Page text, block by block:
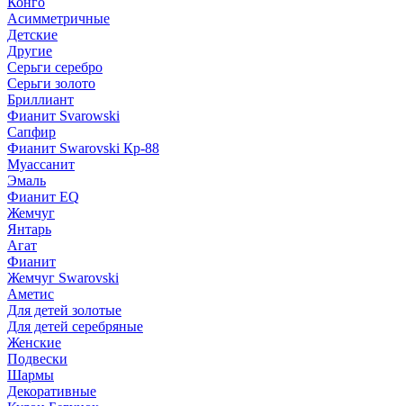
Асимметричные
Детские
Другие
Серьги серебро
Серьги золото
Бриллиант
Фианит Svarowski
Сапфир
Фианит Swarovski Кр-88
Муассанит
Эмаль
Фианит EQ
Жемчуг
Янтарь
Агат
Фианит
Жемчуг Swarovski
Аметис
Для детей золотые
Для детей серебряные
Женские
Подвески
Шармы
Декоративные